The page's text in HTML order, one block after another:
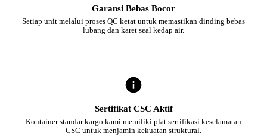
Garansi Bebas Bocor
Setiap unit melalui proses QC ketat untuk memastikan dinding bebas
lubang dan karet seal kedap air.
Sertifikat CSC Aktif
Kontainer standar kargo kami memiliki plat sertifikasi keselamatan
CSC untuk menjamin kekuatan struktural.